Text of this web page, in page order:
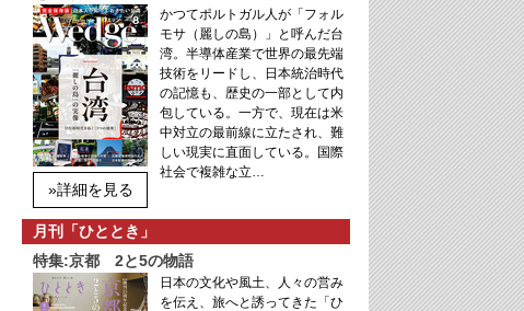
»詳細を見る
かつてポルトガル人が「フォル
モサ（麗しの島）」と呼んだ台
湾。半導体産業で世界の最先端
技術をリードし、日本統治時代
の記憶も、歴史の一部として内
包している。一方で、現在は米
中対立の最前線に立たされ、難
しい現実に直面している。国際
社会で複雑な立…
月刊「ひととき」
特集:京都 2と5の物語
日本の文化や風土、人々の営み
を伝え、旅へと誘ってきた「ひ